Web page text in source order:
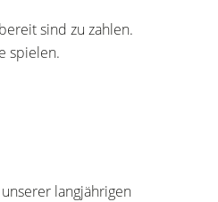
sind zu zahlen.
spielen.
langjährigen